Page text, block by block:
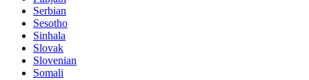
Serbian
Sesotho
Sinhala
Slovak
Slovenian
Somali